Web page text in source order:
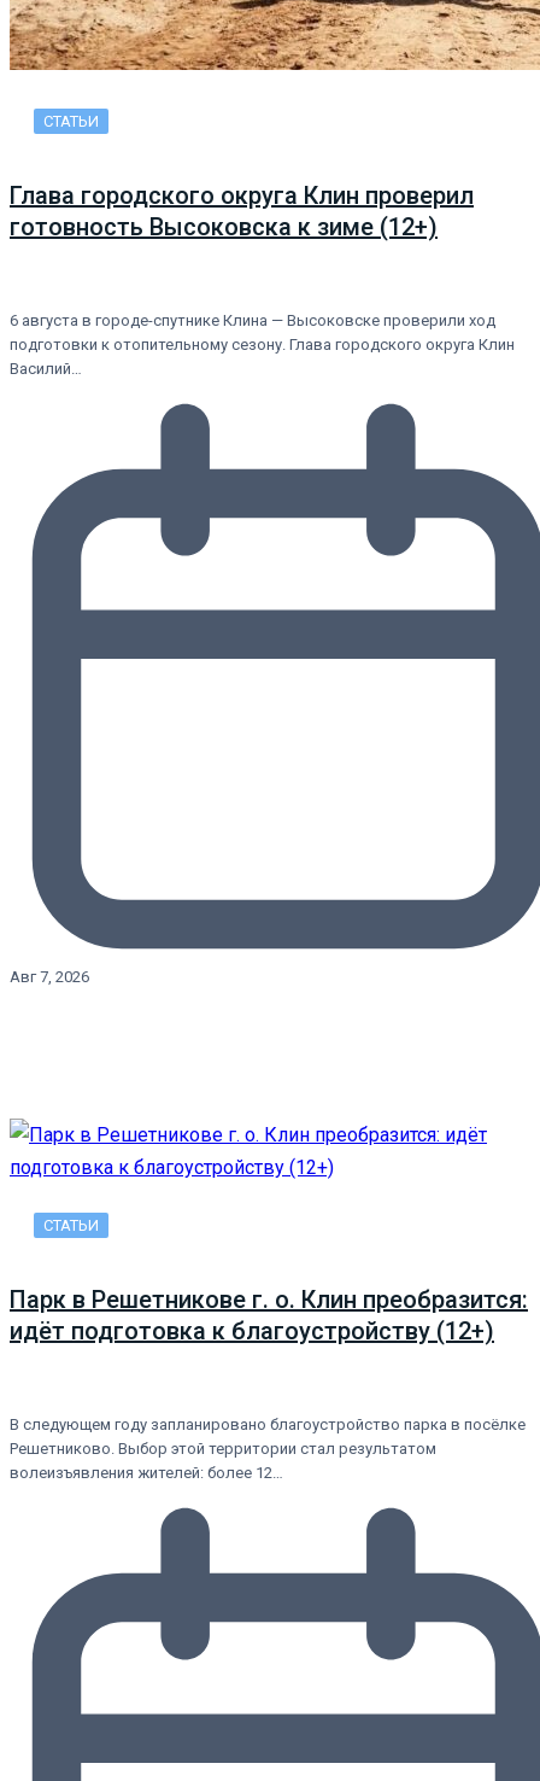
СТАТЬИ
Глава городского округа Клин проверил
готовность Высоковска к зиме (12+)
6 августа в городе-спутнике Клина — Высоковске проверили ход
подготовки к отопительному сезону. Глава городского округа Клин
Василий…
Авг 7, 2026
СТАТЬИ
Парк в Решетникове г. о. Клин преобразится:
идёт подготовка к благоустройству (12+)
В следующем году запланировано благоустройство парка в посёлке
Решетниково. Выбор этой территории стал результатом
волеизъявления жителей: более 12…